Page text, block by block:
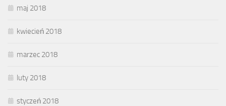
maj 2018
kwiecień 2018
marzec 2018
luty 2018
styczeń 2018